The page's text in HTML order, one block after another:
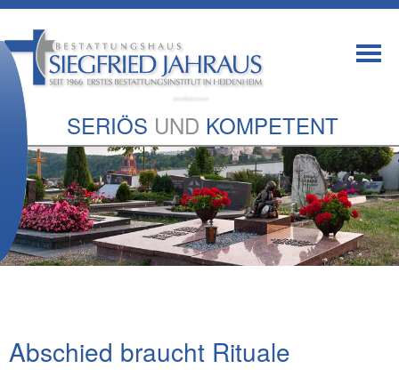
SERIÖS UND KOMPETENT
Abschied braucht Rituale